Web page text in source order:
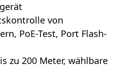
von
PoE-Test, Port Flash-
zu 200 Meter, wählbare